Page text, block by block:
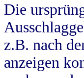
Die
z.B. nach
anzeigen